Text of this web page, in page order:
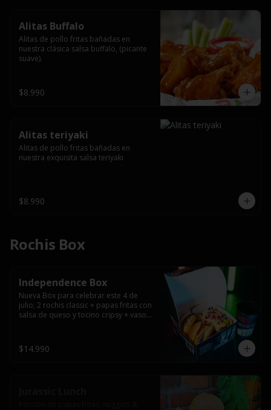
Alitas Buffalo
Alitas de pollo fritas bañadas en
nuestra clásica salsa buffalo, (picante
suave).
$8.990
Alitas teriyaki
Alitas de pollo fritas bañadas en
nuestra exquisita salsa teriyaki
$8.990
Rochis Box
Independence Box
Nueva Box para celebrar este 4 de
julio; 2 rochis classic + papas fritas con
salsa de queso y tocino cripsy + vaso
$14.990